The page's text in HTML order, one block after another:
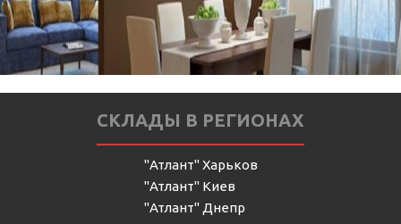
СКЛАДЫ В РЕГИОНАХ
"Атлант" Харьков
"Атлант" Киев
"Атлант" Днепр